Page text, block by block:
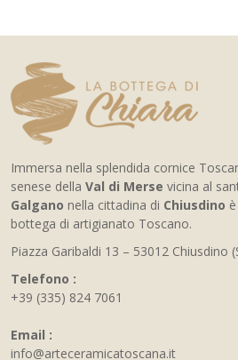
Immersa nella splendida cornice
senese della Val di Merse vicina al
Galgano nella cittadina di Chiusdino
bottega di artigianato Toscano.
Piazza Garibaldi 13 – 53012 Chiusdino
Telefono :
+39 (335) 824 7061
Email :
info@arteceramicatoscana.it